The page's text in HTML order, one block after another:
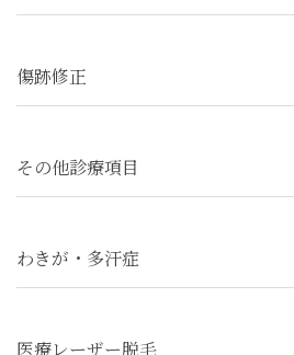
傷跡修正
その他診療項目
わきが・多汗症
医療レーザー脱毛